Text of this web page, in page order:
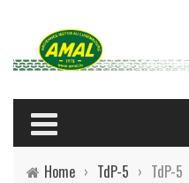
Home › TdP-5 › TdP-5